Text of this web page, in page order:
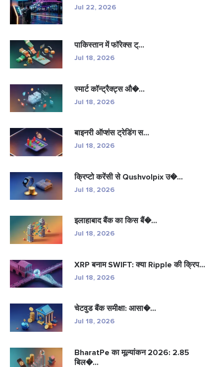
Jul 22, 2026
पाकिस्तान में फॉरेक्स ट्...
Jul 18, 2026
स्मार्ट कॉन्ट्रैक्ट्स औ�...
Jul 18, 2026
बाइनरी ऑप्शंस ट्रेडिंग स...
Jul 18, 2026
क्रिप्टो करेंसी से Qushvolpix उ�...
Jul 18, 2026
इलाहाबाद बैंक का किस बैं�...
Jul 18, 2026
XRP बनाम SWIFT: क्या Ripple की क्रिप...
Jul 18, 2026
चेटवुड बैंक समीक्षा: आसा�...
Jul 18, 2026
BharatPe का मूल्यांकन 2026: 2.85
बिल�...